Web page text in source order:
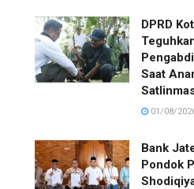
DPRD
Saat
01/08/
Bank
Pondok